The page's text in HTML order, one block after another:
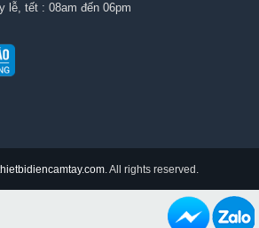
lễ, tết : 08am đến 06pm
. All rights reserved.